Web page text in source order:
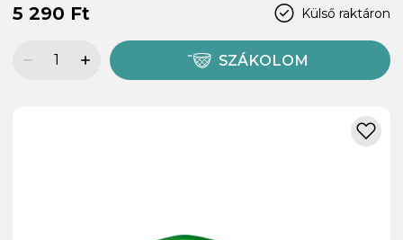
Külső raktáron
5 290 Ft
SZÁKOLOM